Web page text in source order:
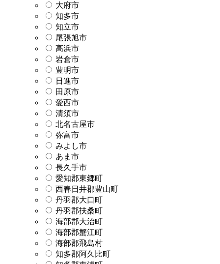
大府市
知多市
知立市
尾張旭市
高浜市
岩倉市
豊明市
日進市
田原市
愛西市
清須市
北名古屋市
弥富市
みよし市
あま市
長久手市
愛知郡東郷町
西春日井郡豊山町
丹羽郡大口町
丹羽郡扶桑町
海部郡大治町
海部郡蟹江町
海部郡飛島村
知多郡阿久比町